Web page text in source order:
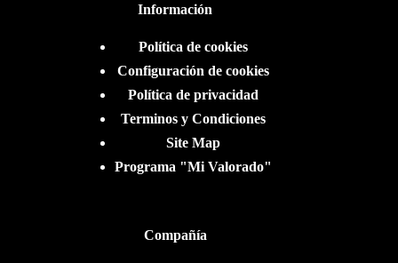
Información
Política de cookies
Configuración de cookies
Política de privacidad
Terminos y Condiciones
Site Map
Programa "Mi Valorado"
Compañía